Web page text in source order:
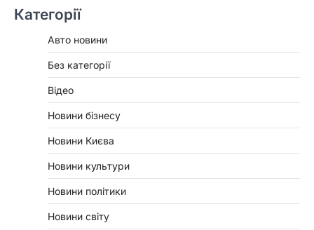
Категорії
Авто новини
Без категорії
Відео
Новини бізнесу
Новини Києва
Новини культури
Новини політики
Новини світу